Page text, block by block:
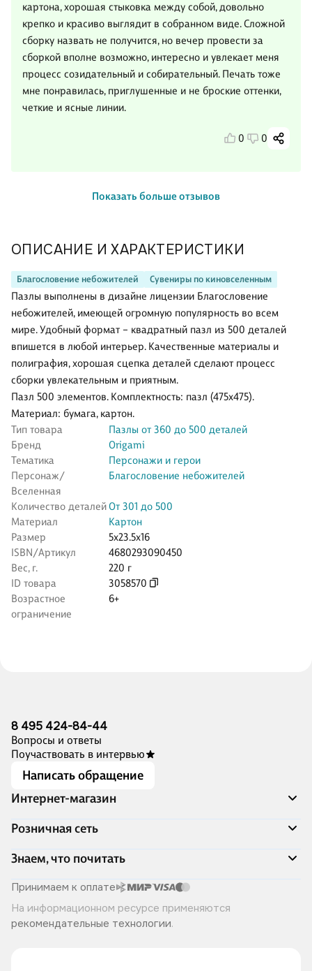
ОПИСАНИЕ И ХАРАКТЕРИСТИКИ
Благословение небожителей Сувениры по киновселенным
Пазлы выполнены в дизайне лицензии Благословение
небожителей, имеющей огромную популярность во всем
мире. Удобный формат – квадратный пазл из 500 деталей
впишется в любой интерьер. Качественные материалы и
полиграфия, хорошая сцепка деталей сделают процесс
сборки увлекательным и приятным.
Пазл 500 элементов. Комплектность: пазл (475х475).
Материал: бумага, картон.
Тип товара
Пазлы от 360 до 500 деталей
Бренд
Origami
Тематика
Персонажи и герои
Персонаж/
Вселенная
Благословение небожителей
Количество деталейОт 301 до 500
Материал
Картон
Размер
5x23.5x16
ISBN/Артикул
4680293090450
Вес, г.
220 г
ID товара
3058570
Возрастное
ограничение
6+
картона, хорошая стыковка между собой, довольно
крепко и красиво выглядит в собранном виде. Сложной
сборку назвать не получится, но вечер провести за
сборкой вполне возможно, интересно и увлекает меня
процесс созидательный и собирательный. Печать тоже
мне понравилась, приглушенные и не броские оттенки,
четкие и ясные линии.
0 0
Показать больше отзывов
8 495 424-84-44
Вопросы и ответы
Поучаствовать в интервью
Написать обращение
Интернет-магазин
Акции
Доставка и оплата
Программа лояльности
Подарочные сертификаты
Правила продажи
Политика конфиденциальности
Розничная сеть
Адреса магазинов
Книжный Дозор
О компании
Читай-город для бизнеса
Хотите у нас работать?
Знаем, что почитать
Скоро в продаже
Лучшие из лучших
Читай-журнал
Принимаем к оплате
На информационном ресурсе применяются
рекомендательные технологии.